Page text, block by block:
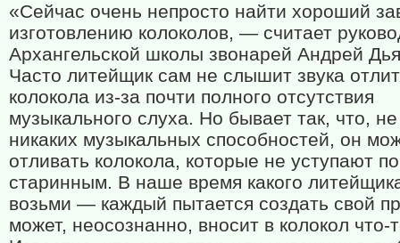
«Сейчас очень непросто найти хороший
изготовлению колоколов, — считает
Архангельской школы звонарей Андрей
Часто литейщик сам не слышит звука
колокола из-за почти полного отсутствия
музыкального слуха. Но бывает так, что,
никаких музыкальных способностей, он
отливать колокола, которые не уступают
старинным. В наше время какого
возьми — каждый пытается создать свой
может, неосознанно, вносит в колокол что-